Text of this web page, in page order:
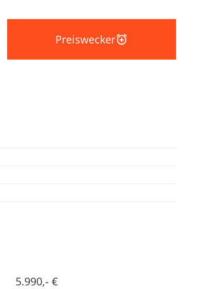
Preiswecker
5.990,- €